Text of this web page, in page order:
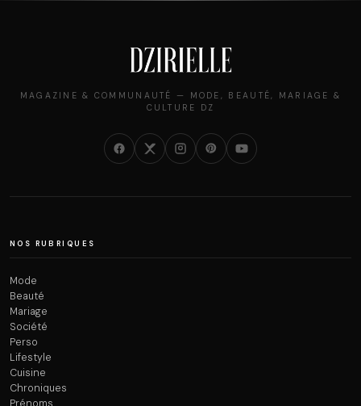
MAGAZINE & COMMUNAUTÉ — MODE, BEAUTÉ, MARIAGE &
CULTURE DZ
NOS RUBRIQUES
Mode
Beauté
Mariage
Société
Perso
Lifestyle
Cuisine
Chroniques